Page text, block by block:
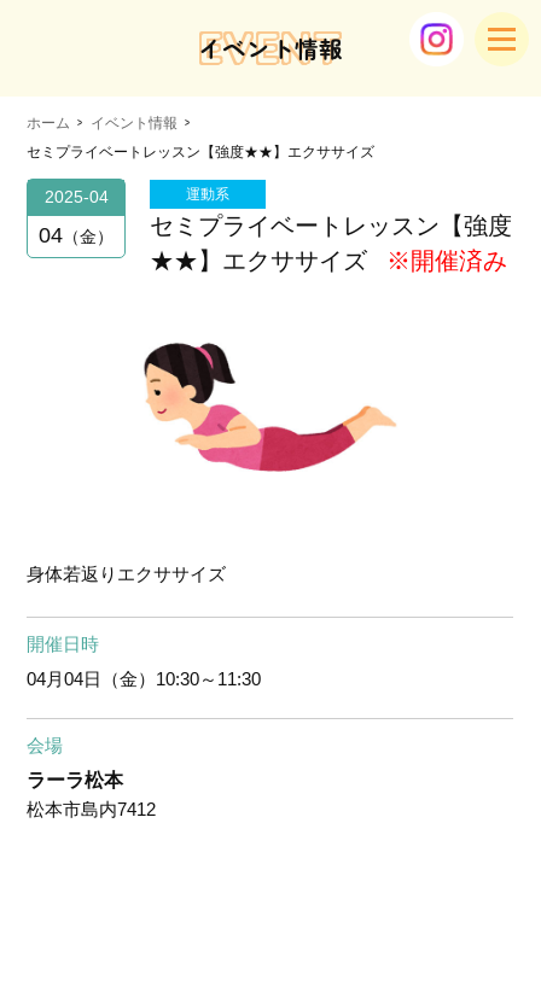
EVENT
イベント情報
ホーム
イベント情報
セミプライベートレッスン【強度★★】エクササイズ
2025-04
04 金
運動系
セミプライベートレッスン【強度
★★】エクササイズ
※開催済み
身体若返りエクササイズ
開催日時
04月04日（金） 10:30～11:30
会場
ラーラ松本
松本市島内7412